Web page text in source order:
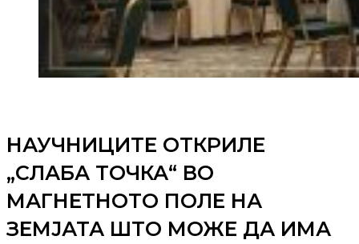
НАУЧНИЦИТЕ ОТКРИЛЕ
„СЛАБА ТОЧКА“ ВО
МАГНЕТНОТО ПОЛЕ НА
ЗЕМЈАТА ШТО МОЖЕ ДА ИМА